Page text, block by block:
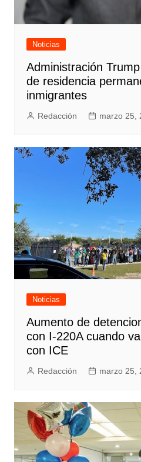
Noticias
Administración
de residencia
inmigrantes
Redacción marzo 25,
Noticias
Aumento de
con I-220A cuando
con ICE
Redacción marzo 25,